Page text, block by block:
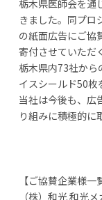
栃⽊県医師会を通
きました。同プロ
の紙⾯広告にご協
寄付させていただ
栃⽊県内73社から
イスシールド50枚
当社は今後も、広
り組みに積極的に
【ご協賛企業様⼀
（株）和光 和光